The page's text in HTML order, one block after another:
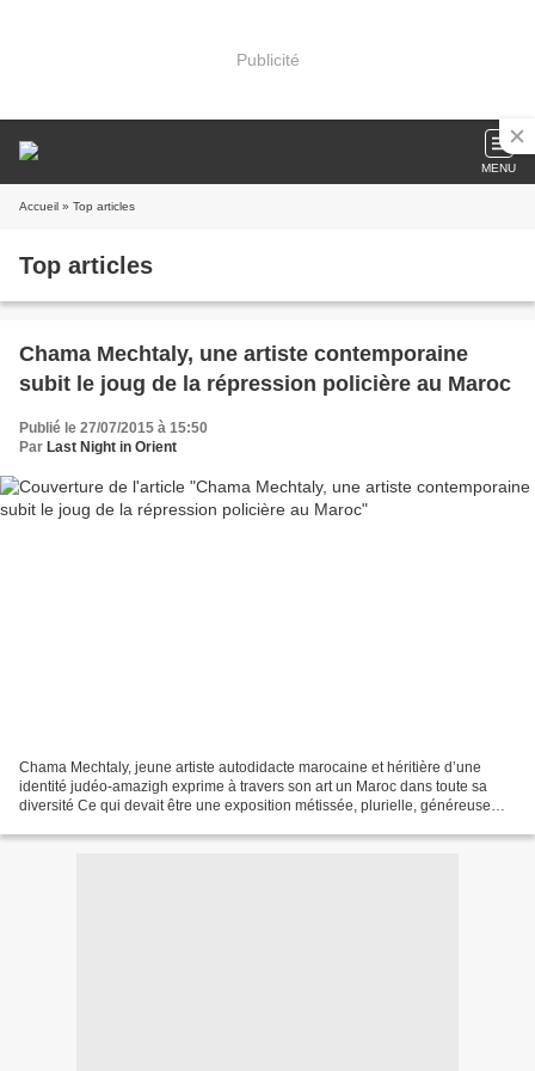
Publicité
MENU
Accueil » Top articles
Top articles
Chama Mechtaly, une artiste contemporaine
subit le joug de la répression policière au Maroc
Publié le 27/07/2015 à 15:50
Par Last Night in Orient
Chama Mechtaly, jeune artiste autodidacte marocaine et héritière d’une
identité judéo-amazigh exprime à travers son art un Maroc dans toute sa
diversité Ce qui devait être une exposition métissée, plurielle, généreuse